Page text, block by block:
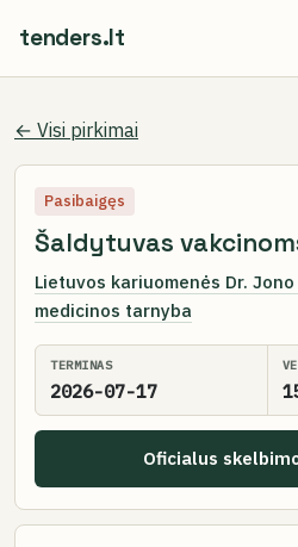
tenders.lt
← Visi pirkimai
Pasibaigęs
Šaldytuvas
Lietuvos kariuomenės Dr.
medicinos tarnyba
TERMINAS
2026-07-17
Oficialus